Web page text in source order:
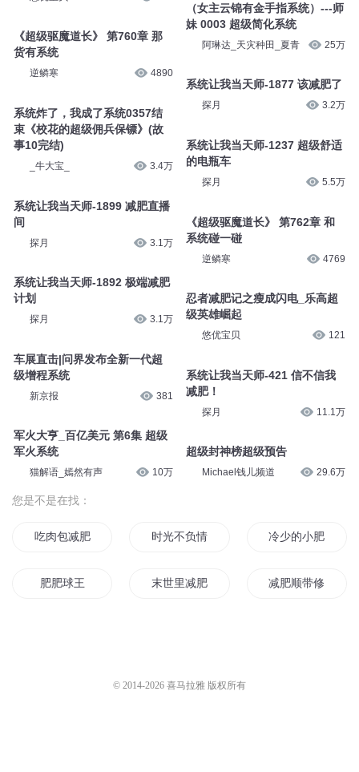
《超级驱魔道长》 第760章 那
货有系统
逆鳞寒 4890
系统炸了，我成了系统0357结
束《校花的超级佣兵保镖》(故
事10完结)
_牛大宝_ 3.4万
系统让我当天师-1899 减肥直播
间
探月 3.1万
系统让我当天师-1892 极端减肥
计划
探月 3.1万
车展直击|问界发布全新一代超
级增程系统
新京报 381
军火大亨_百亿美元 第6集 超级
军火系统
猫解语_嫣然有声 10万
（女主云锦有金手指系统）---师
妹 0003 超级简化系统
阿琳达_天灾种田_夏青 25万
系统让我当天师-1877 该减肥了
探月 3.2万
系统让我当天师-1237 超级舒适
的电瓶车
探月 5.5万
《超级驱魔道长》 第762章 和
系统碰一碰
逆鳞寒 4769
忍者减肥记之瘦成闪电_乐高超
级英雄崛起
悠优宝贝 121
系统让我当天师-421 信不信我
减肥！
探月 11.1万
超级封神榜超级预告
Michael钱儿频道 29.6万
您是不是在找：
吃肉包减肥的杀手 时光不负情深不减 冷少的小肥妻
肥肥球王 末世里减肥真轻松 减肥顺带修个仙
© 2014-2026 喜马拉雅 版权所有